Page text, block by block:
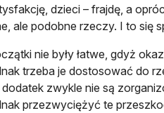
dzieci – frajdę, a
ale podobne rzeczy. I to się
nie były łatwe, gdyż
trzeba je dostosować do
zwykle nie są
przezwyciężyć te